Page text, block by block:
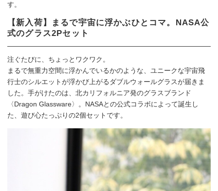
す。
【新入荷】まるで宇宙に浮かぶひとコマ。NASA公
式のグラス2Pセット
注ぐたびに、ちょっとワクワク。
まるで無重力空間に浮かんでいるかのような、ユニークな宇宙飛
行士のシルエットが浮かび上がるダブルウォールグラスが届きま
した。手がけたのは、北カリフォルニア発のグラスブランド
〈Dragon Glassware〉。NASAとの公式コラボによって誕生し
た、遊び心たっぷりの2個セットです。